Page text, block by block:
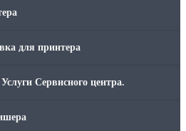
для принтера
Сервисного центра.